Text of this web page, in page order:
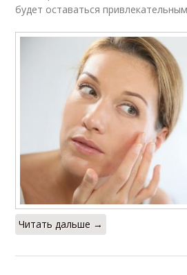
будет оставаться
Читать дальше →